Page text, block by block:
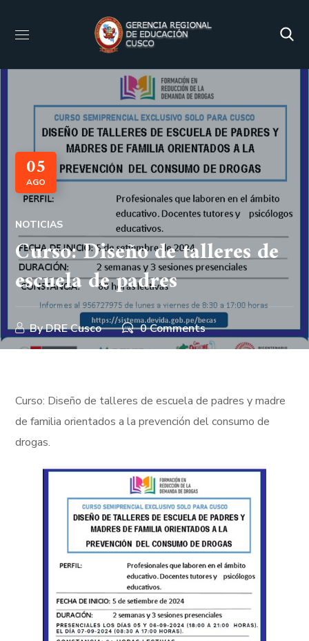
05
AGO
NOTICIAS
Curso: Diseño de talleres de
escuela de padres
ByDRE Cusco 0 Comments
Curso: Diseño de talleres de escuela de padres y madre
de familia orientados a la prevención del consumo de
drogas.